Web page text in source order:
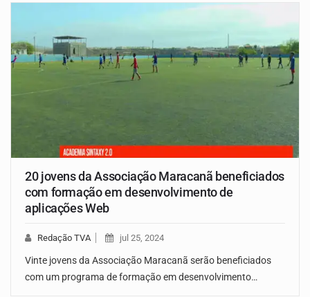
20 jovens da Associação Maracanã beneficiados
com formação em desenvolvimento de
aplicações Web
Redação TVA jul 25, 2024
Vinte jovens da Associação Maracanã serão beneficiados
com um programa de formação em desenvolvimento…